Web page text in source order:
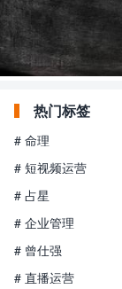
热门标签
# 命理
# 短视频运营
# 占星
# 企业管理
# 曾仕强
# 直播运营